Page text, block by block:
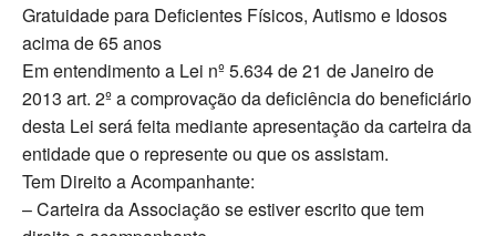
Gratuidade para Deficientes Físicos, Autismo e Idosos
acima de 65 anos
Em entendimento a Lei nº 5.634 de 21 de Janeiro de
2013 art. 2º a comprovação da deficiência do beneficiário
desta Lei será feita mediante apresentação da carteira da
entidade que o represente ou que os assistam.
Tem Direito a Acompanhante:
– Carteira da Associação se estiver escrito que tem